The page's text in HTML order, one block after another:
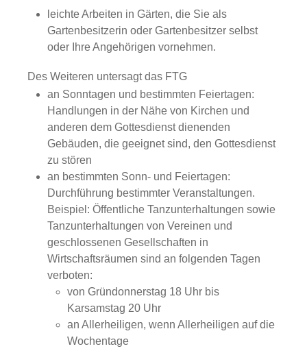
leichte Arbeiten in Gärten, die Sie als
Gartenbesitzerin oder Gartenbesitzer selbst
oder Ihre Angehörigen vornehmen.
Des Weiteren untersagt das FTG
an Sonntagen und bestimmten Feiertagen:
Handlungen in der Nähe von Kirchen und
anderen dem Gottesdienst dienenden
Gebäuden, die geeignet sind, den Gottesdienst
zu stören
an bestimmten Sonn- und Feiertagen:
Durchführung bestimmter Veranstaltungen.
Beispiel: Öffentliche Tanzunterhaltungen sowie
Tanzunterhaltungen von Vereinen und
geschlossenen Gesellschaften in
Wirtschaftsräumen sind an folgenden Tagen
verboten:
von Gründonnerstag 18 Uhr bis
Karsamstag 20 Uhr
an Allerheiligen, wenn Allerheiligen auf die
Wochentage